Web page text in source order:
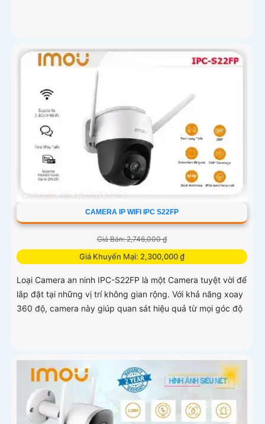
CAMERA IP WIFI IPC S22FP
Giá Bán: 2,746,000 ₫
Giá Khuyến Mại: 2,300,000 ₫
Loại Camera an ninh IPC-S22FP là một Camera tuyệt vời để
lắp đặt tại những vị trí không gian rộng. Với khả năng xoay
360 độ, camera này giúp quan sát hiệu quả từ mọi góc độ